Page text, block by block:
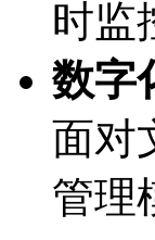
时监
数字
面对
管理